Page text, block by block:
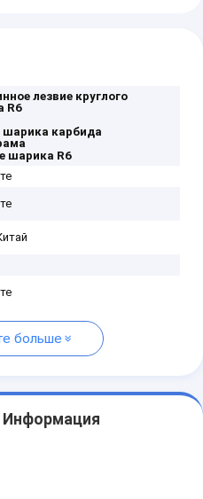
лезвие круглого
R6
шарика карбида
шарика R6
больше
Информация